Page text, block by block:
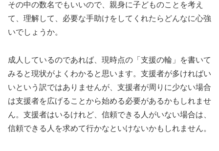
その中の数名でもいいので、親身に子どものことを考え
て、理解して、必要な手助けをしてくれたらどんなに心強
いでしょうか。
成人しているのであれば、現時点の「支援の輪」を書いて
みると現状がよくわかると思います。支援者が多ければい
いという訳ではありませんが、支援者が周りに少ない場合
は支援者を広げることから始める必要があるかもしれませ
ん。支援者はいるけれど、信頼できる人がいない場合は、
信頼できる人を求めて行かなといけないかもしれません。